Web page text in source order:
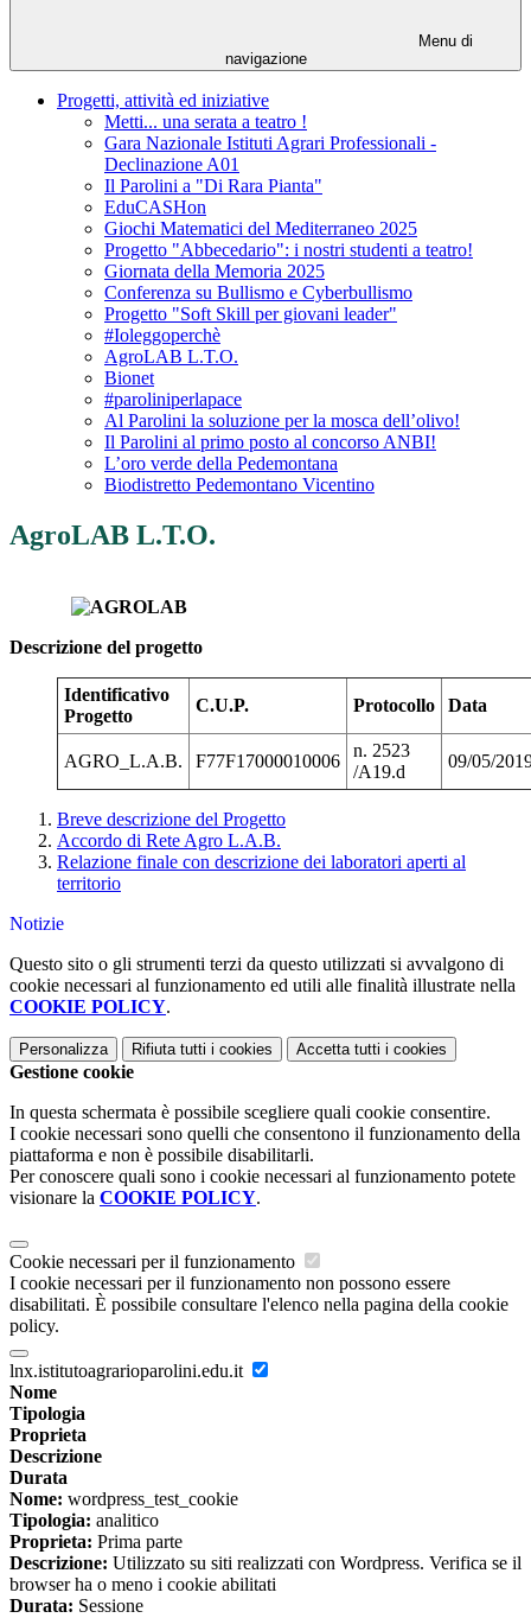
Menu di
navigazione
Progetti, attività ed iniziative
Metti... una serata a teatro !
Gara Nazionale Istituti Agrari Professionali -
Declinazione A01
Il Parolini a "Di Rara Pianta"
EduCASHon
Giochi Matematici del Mediterraneo 2025
Progetto "Abbecedario": i nostri studenti a teatro!
Giornata della Memoria 2025
Conferenza su Bullismo e Cyberbullismo
Progetto "Soft Skill per giovani leader"
#Ioleggoperchè
AgroLAB L.T.O.
Bionet
#paroliniperlapace
Al Parolini la soluzione per la mosca dell’olivo!
Il Parolini al primo posto al concorso ANBI!
L’oro verde della Pedemontana
Biodistretto Pedemontano Vicentino
AgroLAB L.T.O.
Descrizione del progetto
Identificativo
Progetto
C.U.P. Protocollo Data
AGRO_L.A.B. F77F17000010006
n. 2523
/A19.d
09/05/
Breve descrizione del Progetto
Accordo di Rete Agro L.A.B.
Relazione finale con descrizione dei laboratori aperti al
territorio
Notizie
Questo sito o gli strumenti terzi da questo utilizzati si avvalgono di
cookie necessari al funzionamento ed utili alle finalità illustrate nella
COOKIE POLICY.
Personalizza Rifiuta tutti i cookies Accetta tutti i cookies
Gestione cookie
In questa schermata è possibile scegliere quali cookie consentire.
I cookie necessari sono quelli che consentono il funzionamento della
piattaforma e non è possibile disabilitarli.
Per conoscere quali sono i cookie necessari al funzionamento potete
visionare la COOKIE POLICY.
Cookie necessari per il funzionamento
I cookie necessari per il funzionamento non possono essere
disabilitati. È possibile consultare l'elenco nella pagina della cookie
policy.
lnx.istitutoagrarioparolini.edu.it
Nome
Tipologia
Proprieta
Descrizione
Durata
Nome: wordpress_test_cookie
Tipologia: analitico
Proprieta: Prima parte
Descrizione: Utilizzato su siti realizzati con Wordpress. Verifica se il
browser ha o meno i cookie abilitati
Durata: Sessione